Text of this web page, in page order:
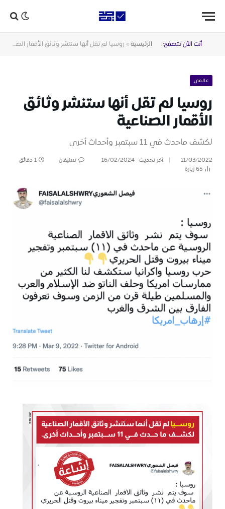
أنت الآن تتصفح: الرئيسية » روسيا لم تقل أنها ستنشر وثائق الأقمار الصناعية
عالمي
روسيا لم تقل أنها ستنشر وثائق
الأقمار الصناعية
لكشف ماحدث في 11 سبتمبر وأحداث أخرى
11/03/2022 آخر تحديث: 16/02/2024 تعليقان
1 دقائق
65زيارة